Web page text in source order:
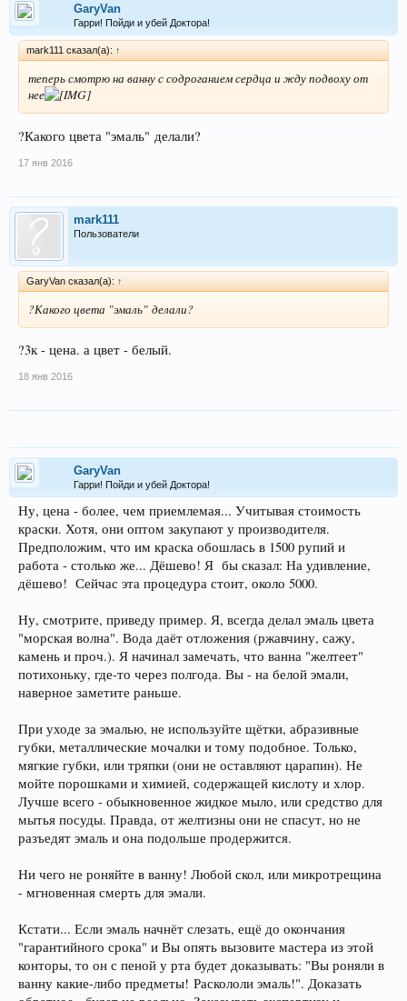
GaryVan
Гарри! Пойди и убей Доктора!
mark111 сказал(а): ↑
теперь смотрю на ванну с содроганием сердца и жду подвоху от
нее
?Какого цвета "эмаль" делали?
17 янв 2016
mark111
Пользователи
GaryVan сказал(а): ↑
?Какого цвета "эмаль" делали?
?3к - цена. а цвет - белый.
18 янв 2016
GaryVan
Гарри! Пойди и убей Доктора!
Ну, цена - более, чем приемлемая... Учитывая стоимость
краски. Хотя, они оптом закупают у производителя.
Предположим, что им краска обошлась в 1500 рупий и
работа - столько же... Дёшево! Я бы сказал: На удивление,
дёшево! Сейчас эта процедура стоит, около 5000.
Ну, смотрите, приведу пример. Я, всегда делал эмаль цвета
"морская волна". Вода даёт отложения (ржавчину, сажу,
камень и проч.). Я начинал замечать, что ванна "желтеет"
потихоньку, где-то через полгода. Вы - на белой эмали,
наверное заметите раньше.
При уходе за эмалью, не используйте щётки, абразивные
губки, металлические мочалки и тому подобное. Только,
мягкие губки, или тряпки (они не оставляют царапин). Не
мойте порошками и химией, содержащей кислоту и хлор.
Лучше всего - обыкновенное жидкое мыло, или средство для
мытья посуды. Правда, от желтизны они не спасут, но не
разъедят эмаль и она подольше продержится.
Ни чего не роняйте в ванну! Любой скол, или микротрещина
- мгновенная смерть для эмали.
Кстати... Если эмаль начнёт слезать, ещё до окончания
"гарантийного срока" и Вы опять вызовите мастера из этой
конторы, то он с пеной у рта будет доказывать: "Вы роняли в
ванну какие-либо предметы! Раскололи эмаль!". Доказать